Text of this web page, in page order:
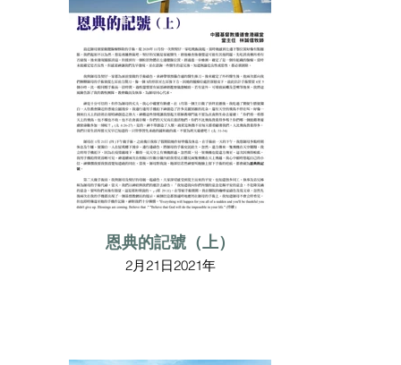
恩典的記號（上）
2月21日2021年